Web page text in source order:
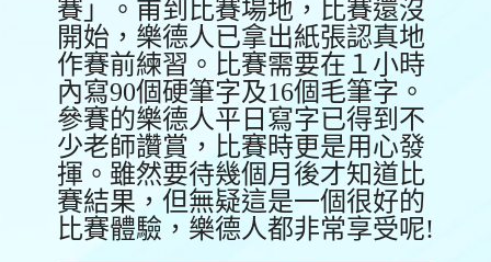
賽」。甫到比賽場地，比賽還沒
開始，樂德人已拿出紙張認真地
作賽前練習。比賽需要在１小時
內寫90個硬筆字及16個毛筆字。
參賽的樂德人平日寫字已得到不
少老師讚賞，比賽時更是用心發
揮。雖然要待幾個月後才知道比
賽結果，但無疑這是一個很好的
比賽體驗，樂德人都非常享受呢!